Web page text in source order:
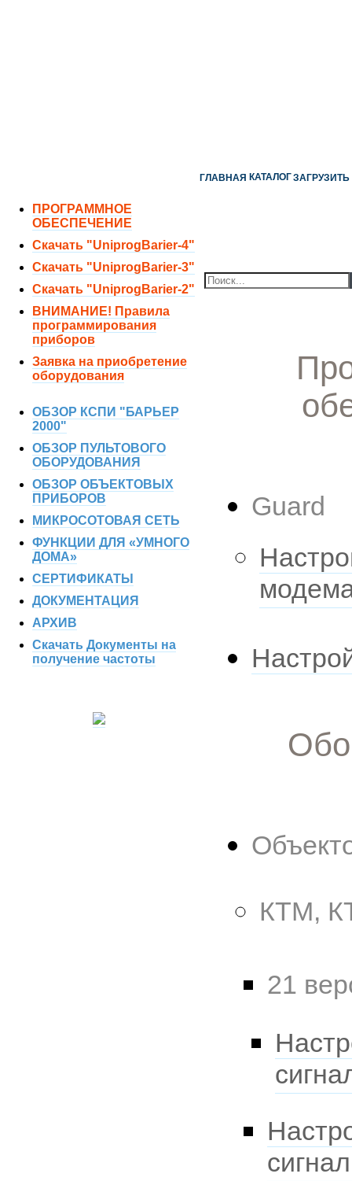
ПРОГРАММНОЕ
ОБЕСПЕЧЕНИЕ
Скачать "UniprogBarier-4"
Скачать "UniprogBarier-3"
Скачать "UniprogBarier-2"
ВНИМАНИЕ! Правила
программирования
приборов
Заявка на приобретение
оборудования
ОБЗОР КСПИ "БАРЬЕР
2000"
ОБЗОР ПУЛЬТОВОГО
ОБОРУДОВАНИЯ
ОБЗОР ОБЪЕКТОВЫХ
ПРИБОРОВ
МИКРОСОТОВАЯ СЕТЬ
ФУНКЦИИ ДЛЯ «УМНОГО
ДОМА»
СЕРТИФИКАТЫ
ДОКУМЕНТАЦИЯ
АРХИВ
Скачать Документы на
получение частоты
ГЛАВНАЯ КАТАЛОГЗАГРУЗИТЬ
Guard
КТМ,
21